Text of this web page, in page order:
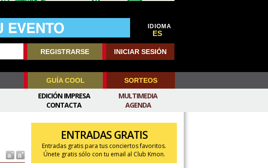
IDIOMA
ES
REGISTRARSE INICIAR SESIÓN
GUÍA COOL SORTEOS
MULTIMEDIA
AGENDA
EDICIÓN IMPRESA
CONTACTA
ENTRADAS GRATIS
Entradas gratis para tus conciertos favoritos.
Únete gratis sólo con tu email al Club Kmon.